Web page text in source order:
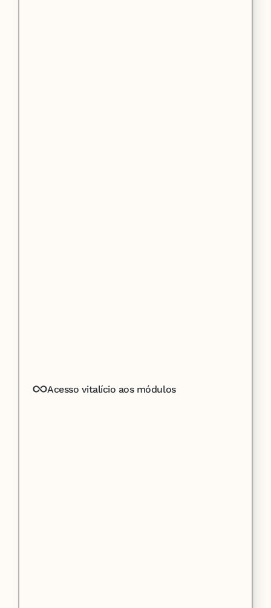
Acesso vitalício aos módulos